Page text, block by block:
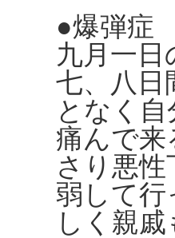
●爆弾症
九月一
七、八日
となく
痛んで来
さり悪
弱して行
しく親